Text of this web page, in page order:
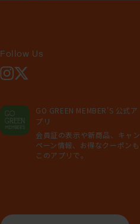
Follow Us
Instagram
X
GO GREEN MEMBER'S 公式ア
プリ
会員証の表示や新商品、キャン
ペーン情報、お得なクーポンも
このアプリで。